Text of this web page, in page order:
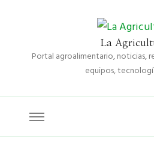
La
Portal agroalimentario, noticias,
equipos,